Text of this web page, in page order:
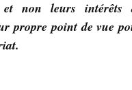
non leurs intérêts
propre point de vue